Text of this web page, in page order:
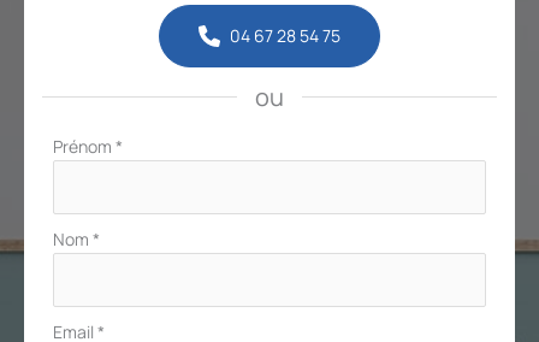
04 67 28 54 75
ou
Formulaire
Prénom *
Nom *
Email *